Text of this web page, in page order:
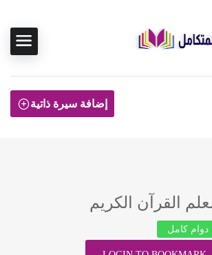
إضافة سيرة ذاتية
القرآن الكريم
دوام كامل